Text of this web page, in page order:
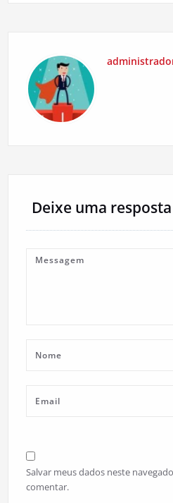
Deixe uma resposta
Salvar meus dados neste
comentar.